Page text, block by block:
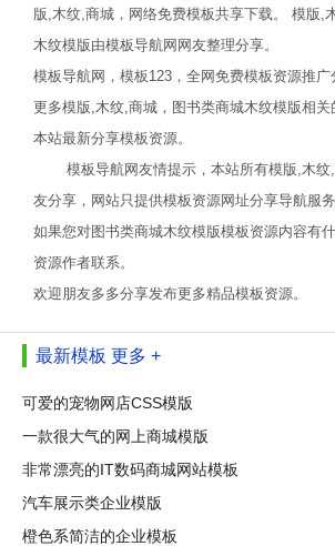
版,木纹,商城，网络免费模板共享下载。 模版,
木纹模版由模板导航网网友整理分享。
模板导航网，模板123，全网免费模板资源推广
更多模版,木纹,商城，图书类商城木纹模版相
本站最新分享模板资源。
模板导航网友情提示，本站所有模版,木纹
友分享，网站只提供模板资源网址分享导航服务
如果您对图书类商城木纹模版模板资源内容有
资源作者联系。
欢迎朋友多多分享发布更多精品模板资源。
最新模板 更多 +
可爱的宠物网店CSS模版
一款很大气的网上商城模版
非常漂亮的IT数码商城网站模板
汽车展示类企业模版
橙色系简洁的企业模板